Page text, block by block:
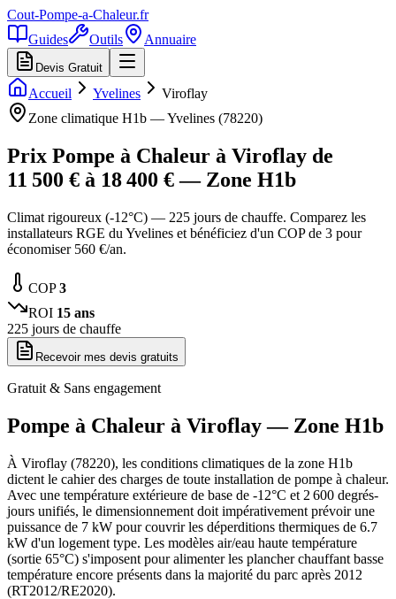
Cout-Pompe-a-Chaleur.fr
Guides
Outils Annuaire
Devis Gratuit
Accueil Yvelines
Viroflay
Zone climatique H1b —Yvelines (78220)
Prix Pompe à Chaleur à Viroflay de
11 500 € à 18 400 € — Zone H1b
Climat rigoureux (-12°C) — 225 jours de chauffe. Comparez les
installateurs RGE du Yvelines et bénéficiez d'un COP de 3 pour
économiser 560 €/an.
COP3
ROI 15 ans
225 jours de chauffe
Recevoir mes devis gratuits
Gratuit & Sans engagement
Pompe à Chaleur à Viroflay— Zone H1b
À Viroflay (78220), les conditions climatiques de la zone H1b
dictent le cahier des charges de toute installation de pompe à chaleur.
Avec une température extérieure de base de -12°C et 2 600 degrés-
jours unifiés, le dimensionnement doit impérativement prévoir une
puissance de 7 kW pour couvrir les déperditions thermiques de 6.7
kW d'un logement type. Les modèles air/eau haute température
(sortie 65°C) s'imposent pour alimenter les plancher chauffant basse
température encore présents dans la majorité du parc après 2012
(RT2012/RE2020).